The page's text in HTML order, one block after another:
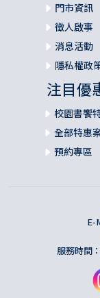
門市資訊
徵人啟事
消息活動
隱私權政
注目優
校園書饗
全部特惠
預約專區
E-
服務時間